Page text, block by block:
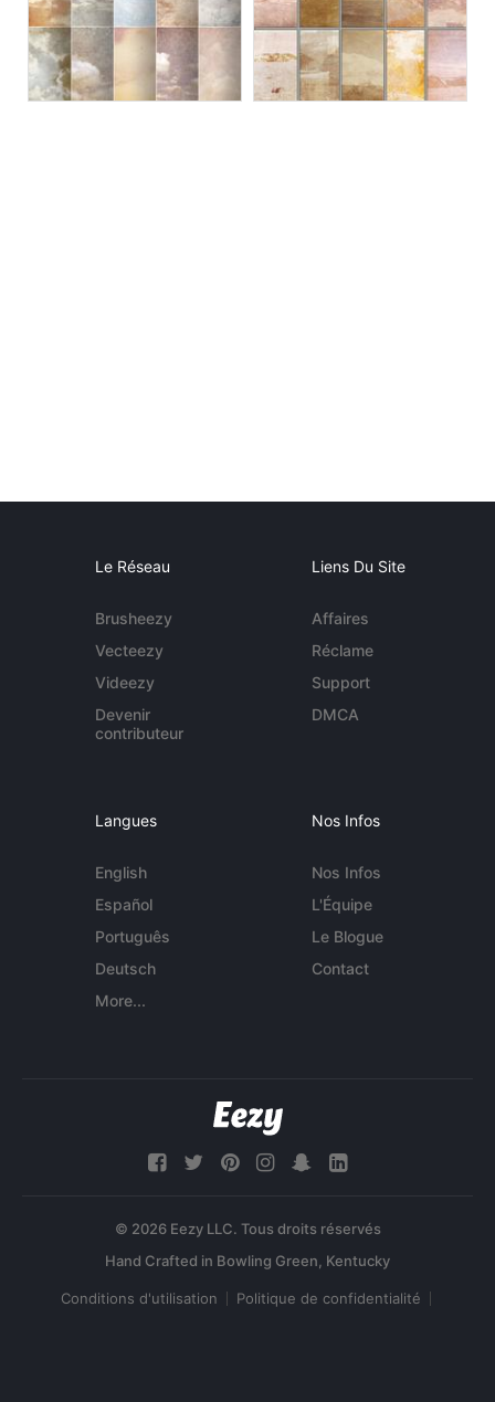
Le Réseau
Brusheezy
Vecteezy
Videezy
Devenir
contributeur
Liens Du Site
Affaires
Réclame
Support
DMCA
Langues
English
Español
Português
Deutsch
More...
Nos Infos
Nos Infos
L'Équipe
Le Blogue
Contact
© 2026 Eezy LLC. Tous droits réservés
Conditions d'utilisation Politique de confidentialité